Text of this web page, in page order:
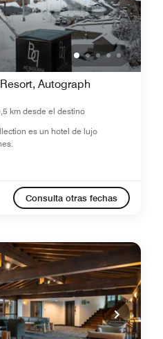
Autograph
km desde el destino
es un hotel de lujo
Consulta otras fechas